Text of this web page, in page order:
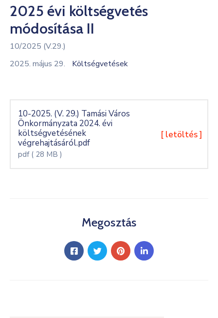
Kultúra
Keresés
2025 évi költségvetés
módosítása II
10/2025 (V.29.)
2025. május 29.
Költségvetések
10-2025. (V. 29.) Tamási Város
Önkormányzata 2024. évi
költségvetésének
végrehajtásáról.pdf
pdf ( 28 MB )
[ letöltés ]
Megosztás